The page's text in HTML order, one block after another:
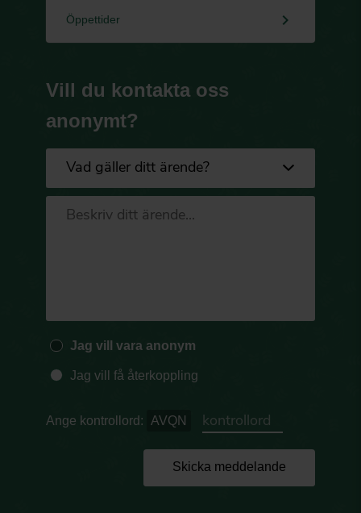
Öppettider keyboard_arrow_right
Vill du kontakta oss
anonymt?
Jag vill vara anonym
Jag vill få återkoppling
Ange kontrollord: AVQN
Skicka meddelande